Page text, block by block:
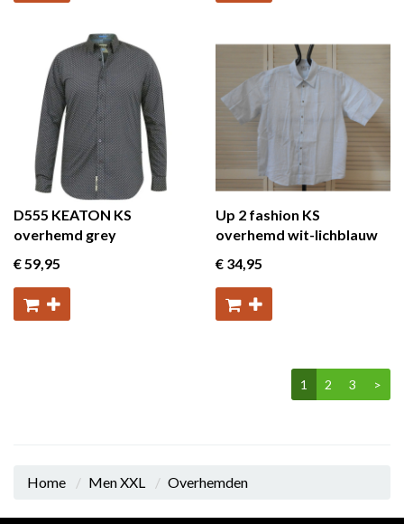
D555 KEATON KS
overhemd grey
€ 59,95
Up 2 fashion KS
overhemd wit-lichblauw
€ 34,95
1 2 3 >
Home Men XXL Overhemden